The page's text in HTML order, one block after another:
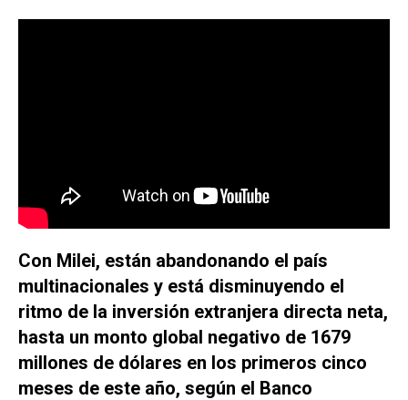
Con Milei, están abandonando el país
multinacionales y está disminuyendo el
ritmo de la inversión extranjera directa neta,
hasta un monto global negativo de 1679
millones de dólares en los primeros cinco
meses de este año, según el Banco